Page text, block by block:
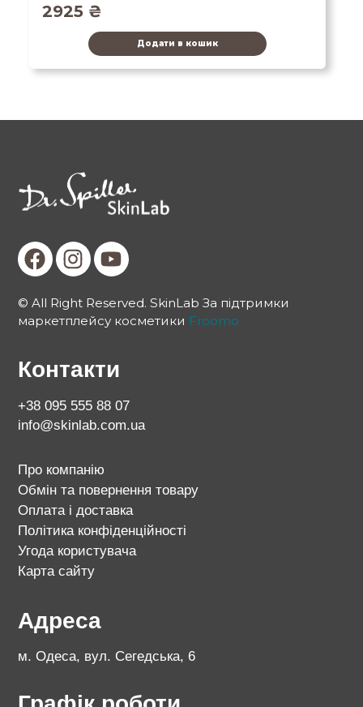
2925 ₴
Додати в кошик
© All Right Reserved. SkinLab За підтримки
маркетплейсу косметики Froomo
Контакти
+38 095 555 88 07
info@skinlab.com.ua
Про компанію
Обмін та повернення товару
Оплата і доставка
Політика конфіденційності
Угода користувача
Карта сайту
Адреса
м. Одеса, вул. Сегедська, 6